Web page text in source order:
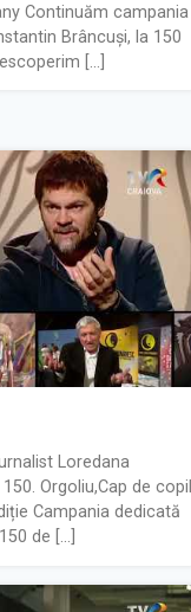
Continuăm campania
Brâncuși, la 150
[…]
Loredana
Orgoliu,Cap de copil
Campania dedicată
de […]